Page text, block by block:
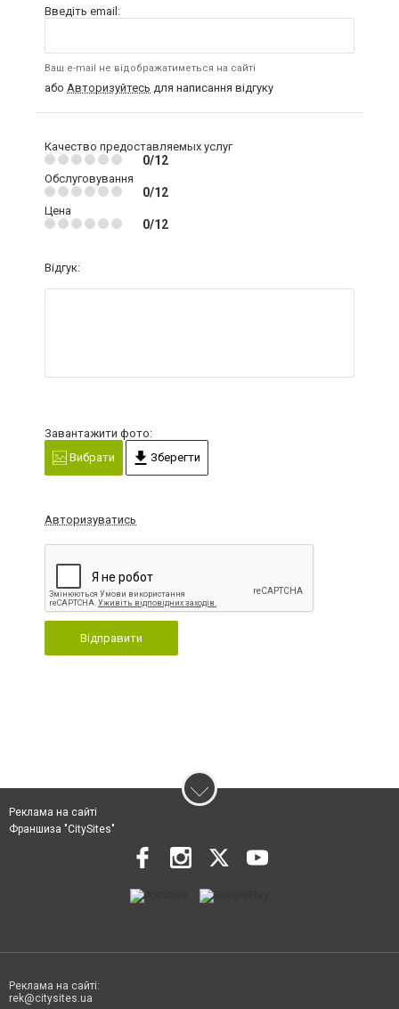
Введіть email:
Ваш e-mail не відображатиметься на сайті
або Авторизуйтесь для написання відгуку
Качество предоставляемых услуг
0/12
Обслуговування
0/12
Цена
0/12
Відгук:
Завантажити фото:
Вибрати
Зберегти
Авторизуватись
Відправити
Реклама на сайті
Франшиза "CitySites"
Реклама на сайті:
rek@citysites.ua